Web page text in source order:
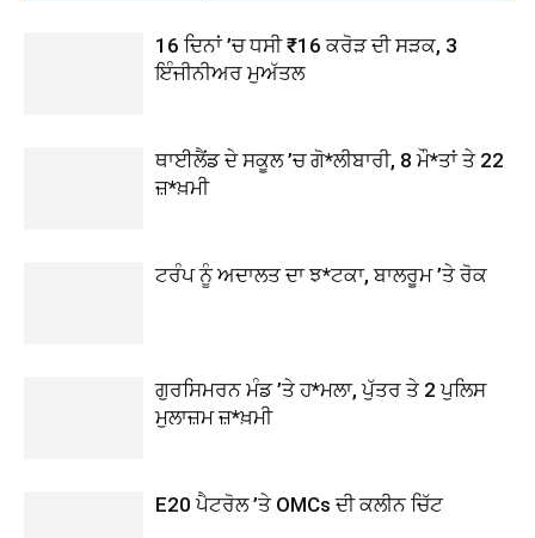
16 ਦਿਨਾਂ ’ਚ ਧਸੀ ₹16 ਕਰੋੜ ਦੀ ਸੜਕ, 3
ਇੰਜੀਨੀਅਰ ਮੁਅੱਤਲ
ਥਾਈਲੈਂਡ ਦੇ ਸਕੂਲ ’ਚ ਗੋ*ਲੀਬਾਰੀ, 8 ਮੌ*ਤਾਂ ਤੇ 22
ਜ਼*ਖ਼ਮੀ
ਟਰੰਪ ਨੂੰ ਅਦਾਲਤ ਦਾ ਝ*ਟਕਾ, ਬਾਲਰੂਮ ’ਤੇ ਰੋਕ
ਗੁਰਸਿਮਰਨ ਮੰਡ ’ਤੇ ਹ*ਮਲਾ, ਪੁੱਤਰ ਤੇ 2 ਪੁਲਿਸ
ਮੁਲਾਜ਼ਮ ਜ਼*ਖ਼ਮੀ
E20 ਪੈਟਰੋਲ ’ਤੇ OMCs ਦੀ ਕਲੀਨ ਚਿੱਟ